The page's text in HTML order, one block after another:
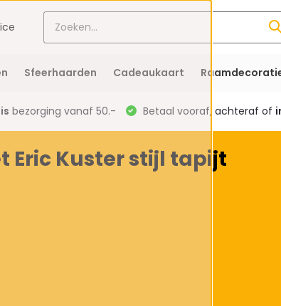
Sfeerhaarden Cadeaukaart
bezorging vanaf 50.- Betaal vooraf, achteraf of
Eric Kuster stijl tapijt